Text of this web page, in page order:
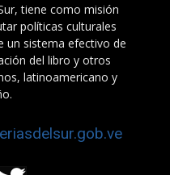
tiene como misión
políticas culturales
un sistema efectivo de
del libro y otros
latinoamericano y